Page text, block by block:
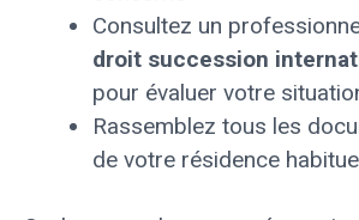
Consultez un
droit succession
pour évaluer votre
Rassemblez tous les
de votre résidence